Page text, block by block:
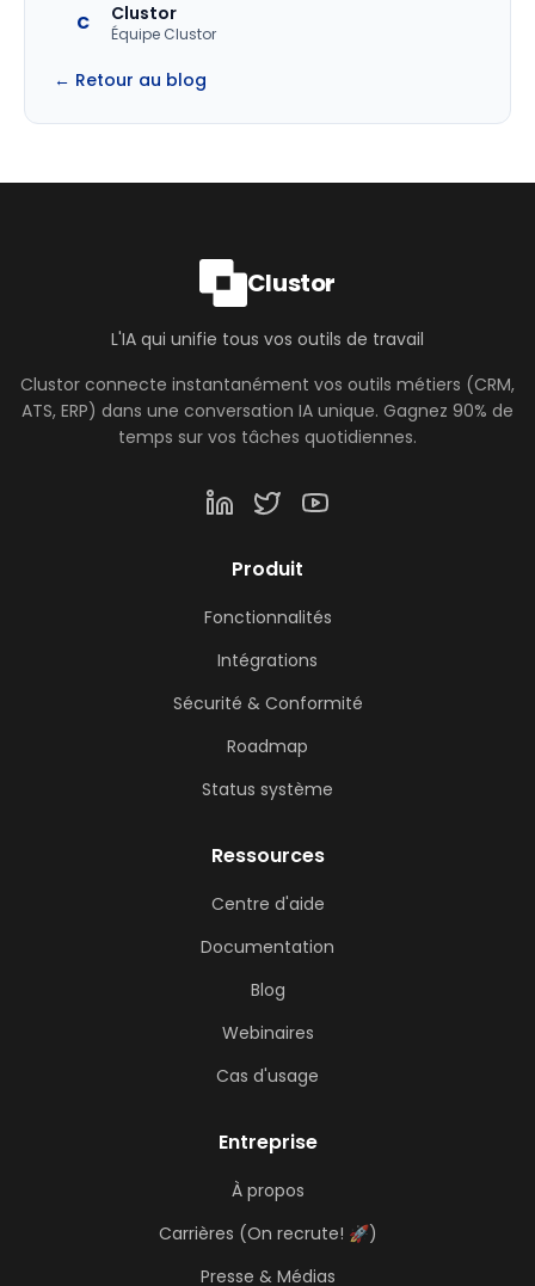
C Clustor
Équipe Clustor
← Retour au blog
Clustor
L'IA qui unifie tous vos outils de travail
Clustor connecte instantanément vos outils métiers (CRM,
ATS, ERP) dans une conversation IA unique. Gagnez 90% de
temps sur vos tâches quotidiennes.
Produit
Fonctionnalités
Intégrations
Sécurité & Conformité
Roadmap
Status système
Ressources
Centre d'aide
Documentation
Blog
Webinaires
Cas d'usage
Entreprise
À propos
Carrières (On recrute! 🚀)
Presse & Médias